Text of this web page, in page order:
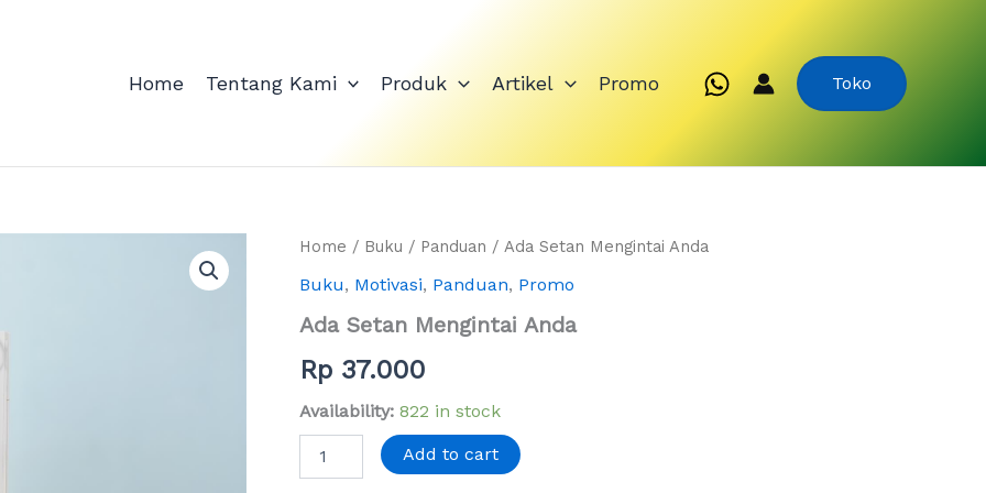
Home Tentang Kami Produk Artikel Promo Toko
Home / Buku / Panduan / Ada Setan Mengintai Anda
Buku, Motivasi, Panduan, Promo
Ada Setan Mengintai Anda
Rp 37.000
Availability: 822 in stock
Ada
Mengintai
quantity
Add to cart